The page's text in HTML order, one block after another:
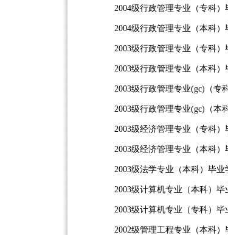
2004级行政管理专业（专科）
2004级行政管理专业（本科）
2003级行政管理专业（专科）
2003级行政管理专业（本科）
2003级行政管理专业(gc)（专
2003级行政管理专业(gc)（本
2003级经济管理专业（专科）
2003级经济管理专业（本科）
2003级法学专业（本科）毕业
2003级计算机专业（本科）毕
2003级计算机专业（专科）毕
2002级管理工程专业（本科）